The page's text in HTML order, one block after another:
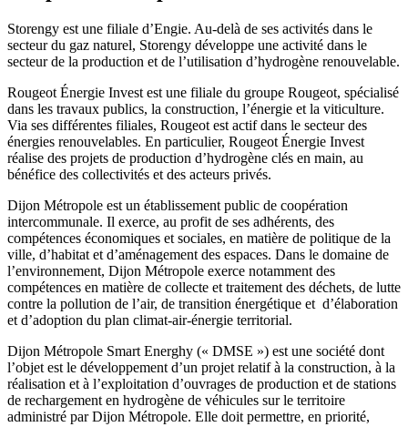
Storengy est une filiale d’Engie. Au-delà de ses activités dans le
secteur du gaz naturel, Storengy développe une activité dans le
secteur de la production et de l’utilisation d’hydrogène renouvelable.
Rougeot Énergie Invest est une filiale du groupe Rougeot, spécialisé
dans les travaux publics, la construction, l’énergie et la viticulture.
Via ses différentes filiales, Rougeot est actif dans le secteur des
énergies renouvelables. En particulier, Rougeot Énergie Invest
réalise des projets de production d’hydrogène clés en main, au
bénéfice des collectivités et des acteurs privés.
Dijon Métropole est un établissement public de coopération
intercommunale. Il exerce, au profit de ses adhérents, des
compétences économiques et sociales, en matière de politique de la
ville, d’habitat et d’aménagement des espaces. Dans le domaine de
l’environnement, Dijon Métropole exerce notamment des
compétences en matière de collecte et traitement des déchets, de lutte
contre la pollution de l’air, de transition énergétique et d’élaboration
et d’adoption du plan climat-air-énergie territorial.
Dijon Métropole Smart Energhy (« DMSE ») est une société dont
l’objet est le développement d’un projet relatif à la construction, à la
réalisation et à l’exploitation d’ouvrages de production et de stations
de rechargement en hydrogène de véhicules sur le territoire
administré par Dijon Métropole. Elle doit permettre, en priorité,